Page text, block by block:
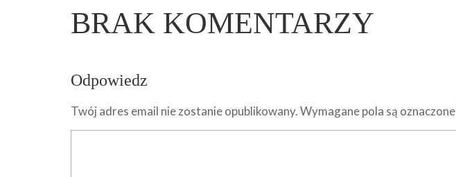
BRAK KOMENTARZY
Odpowiedz
Twój adres email nie zostanie opublikowany.Wymagane pola są oznaczone